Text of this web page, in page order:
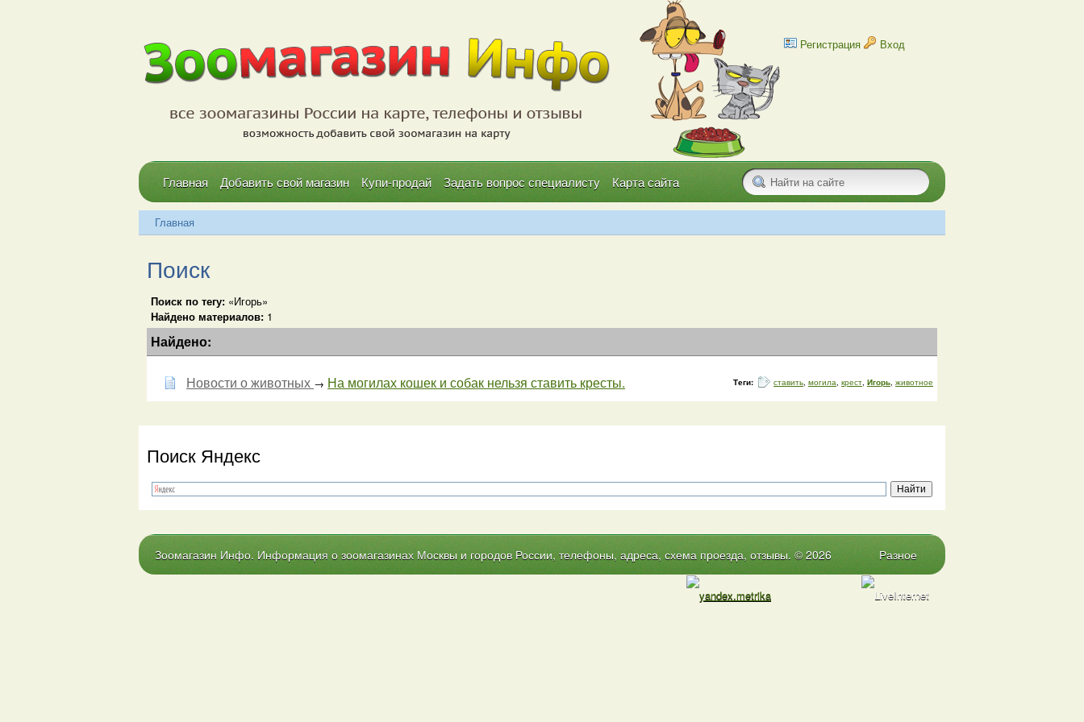
Регистрация Вход
Главная Добавить свой магазин Купи-продай Задать вопрос специалисту Карта сайта
Главная
Поиск
Поиск по тегу: «Игорь»
Найдено материалов: 1
Найдено:
Новости о животных → На могилах кошек и собак нельзя ставить кресты. Теги: ставить, могила, крест, Игорь, животное
Поиск Яндекс
Зоомагазин Инфо. Информация о зоомагазинах Москвы и городов России, телефоны, адреса, схема проезда, отзывы. © 2026 Разное